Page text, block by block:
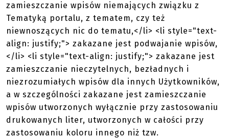
zamieszczanie wpisów niemających związku z
Tematyką portalu, z tematem, czy też
niewnoszących nic do tematu,</li> <li style="text-
align: justify;"> zakazane jest podwajanie wpisów,
</li> <li style="text-align: justify;"> zakazane jest
zamieszczanie nieczytelnych, bezładnych i
niezrozumiałych wpisów dla innych Użytkowników,
a w szczególności zakazane jest zamieszczanie
wpisów utworzonych wyłącznie przy zastosowaniu
drukowanych liter, utworzonych w całości przy
zastosowaniu koloru innego niż tzw.